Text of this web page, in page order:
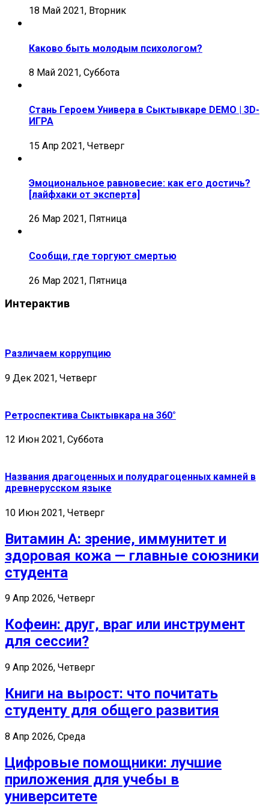
18 Май 2021, Вторник
Каково быть молодым психологом?
8 Май 2021, Суббота
Стань Героем Универа в Сыктывкаре DEMO | 3D-
ИГРА
15 Апр 2021, Четверг
Эмоциональное равновесие: как его достичь?
[лайфхаки от эксперта]
26 Мар 2021, Пятница
Сообщи, где торгуют смертью
26 Мар 2021, Пятница
Интерактив
Различаем коррупцию
9 Дек 2021, Четверг
Ретроспектива Сыктывкара на 360°
12 Июн 2021, Суббота
Названия драгоценных и полудрагоценных камней в
древнерусском языке
10 Июн 2021, Четверг
Витамин А: зрение, иммунитет и
здоровая кожа — главные союзники
студента
9 Апр 2026, Четверг
Кофеин: друг, враг или инструмент
для сессии?
9 Апр 2026, Четверг
Книги на вырост: что почитать
студенту для общего развития
8 Апр 2026, Среда
Цифровые помощники: лучшие
приложения для учебы в
университете